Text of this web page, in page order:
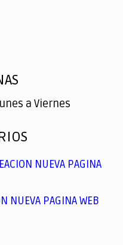
a Viernes
NUEVA PAGINA
NUEVA PAGINA WEB